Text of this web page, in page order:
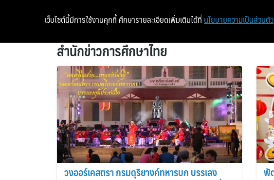
สำนักข่าวการศึกษาไทย
วงออร์เคสตรา กรมดุริยางค์ทหารบก บรรเลง
พั
เว็บไซต์นี้มีการใช้งานคุกกี้ ศึกษารายละเอียดเพิ่มเติมได้ที่ นโยบายความเป็นส่วนตัว